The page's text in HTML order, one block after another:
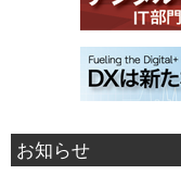
お知らせ